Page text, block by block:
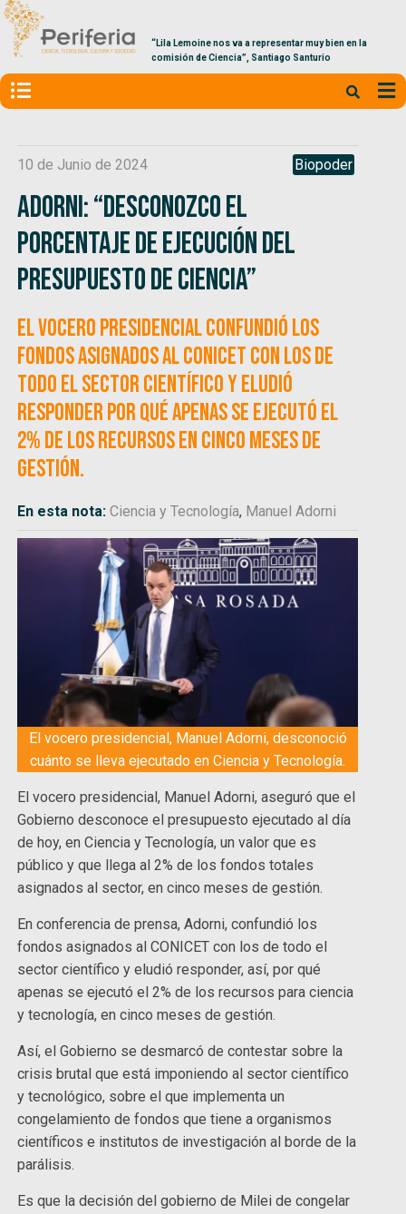
“Lila Lemoine nos va a representar muy bien en la
comisión de Ciencia”, Santiago Santurio
10 de Junio de 2024 Biopoder
Adorni: “Desconozco el
porcentaje de ejecución del
presupuesto de Ciencia”
El vocero presidencial confundió los
fondos asignados al CONICET con los de
todo el sector científico y eludió
responder por qué apenas se ejecutó el
2% de los recursos en cinco meses de
gestión.
En esta nota:Ciencia y Tecnología, Manuel Adorni
El vocero presidencial, Manuel Adorni, desconoció
cuánto se lleva ejecutado en Ciencia y Tecnología.
El vocero presidencial, Manuel Adorni, aseguró que el
Gobierno desconoce el presupuesto ejecutado al día
de hoy, en Ciencia y Tecnología, un valor que es
público y que llega al 2% de los fondos totales
asignados al sector, en cinco meses de gestión.
En conferencia de prensa, Adorni, confundió los
fondos asignados al CONICET con los de todo el
sector científico y eludió responder, así, por qué
apenas se ejecutó el 2% de los recursos para ciencia
y tecnología, en cinco meses de gestión.
Así, el Gobierno se desmarcó de contestar sobre la
crisis brutal que está imponiendo al sector científico
y tecnológico, sobre el que implementa un
congelamiento de fondos que tiene a organismos
científicos e institutos de investigación al borde de la
parálisis.
Es que la decisión del gobierno de Milei de congelar